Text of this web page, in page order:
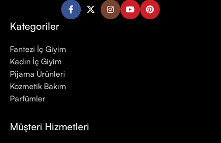
Kategoriler
Fantezi İç Giyim
Kadın İç Giyim
Pijama Ürünleri
Kozmetik Bakım
Parfümler
Müşteri Hizmetleri